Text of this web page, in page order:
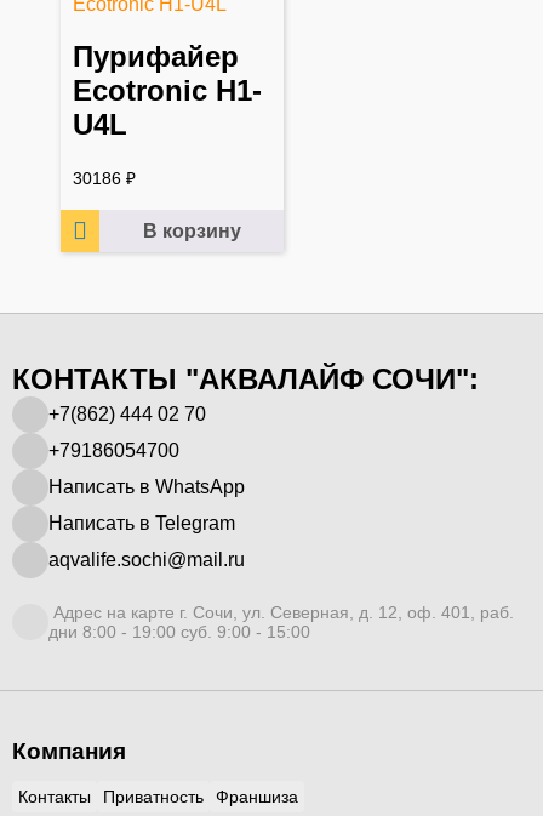
Пурифайер
Ecotronic H1-
U4L
30186 ₽
В корзину
КОНТАКТЫ "АКВАЛАЙФ СОЧИ":
+7(862) 444 02 70
+79186054700
Написать в WhatsApp
Написать в Telegram
aqvalife.sochi@mail.ru
Адрес на карте г. Сочи, ул. Северная, д. 12, оф. 401, раб.
дни 8:00 - 19:00 суб. 9:00 - 15:00
Компания
Контакты Приватность Франшиза